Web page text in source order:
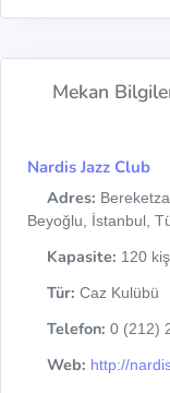
Mekan
Nardis Jazz Club
Adres:
Beyoğlu, İstanbul,
Kapasite: 120
Tür: Caz Kulübü
Telefon: 0 (212)
Web: http://